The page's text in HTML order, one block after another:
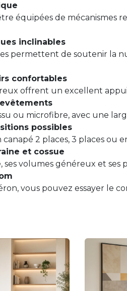
équipées de
inclinables
permettent de soutenir la
confortables
offrent un excellent
ou microfibre, avec une
possibles
canapé 2 places, 3 places ou
et cossue
ses volumes généreux et
vous pouvez essayer le